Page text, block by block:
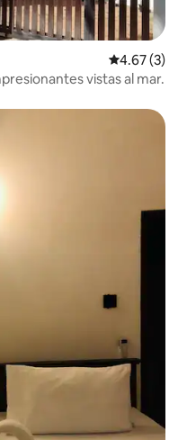
Calificación
4.67 (3)
vistas al mar.